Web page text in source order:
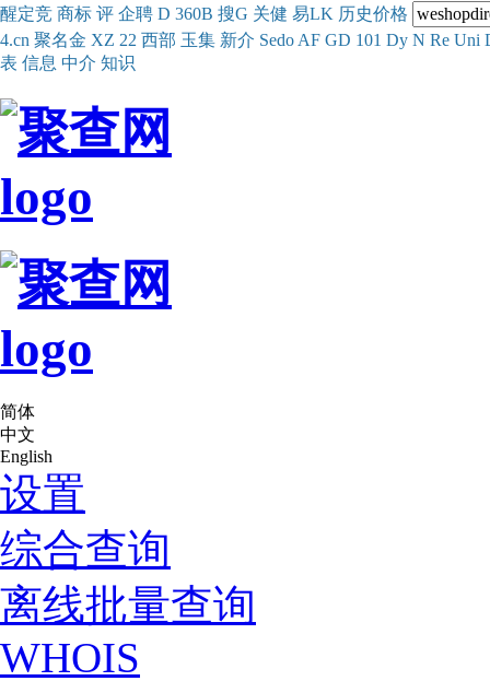
醒定竞 商标 评 企聘 D 360B 搜G 关健 易LK 历史价格
4.cn 聚名金 XZ 22 西部 玉集 新介 Sedo AF GD 101 Dy N Re Uni
表 信息 中介 知识